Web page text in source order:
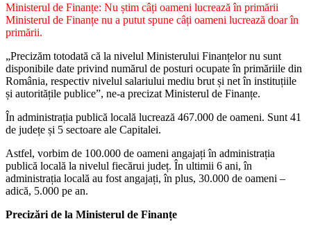
Ministerul de Finanțe: Nu știm câți oameni lucrează în primării
Ministerul de Finanțe nu a putut spune câți oameni lucrează doar în
primării.
„Precizăm totodată că la nivelul Ministerului Finanțelor nu sunt
disponibile date privind numărul de posturi ocupate în primăriile din
România, respectiv nivelul salariului mediu brut și net în instituțiile
și autoritățile publice”, ne-a precizat Ministerul de Finanțe.
În administrația publică locală lucrează 467.000 de oameni. Sunt 41
de județe și 5 sectoare ale Capitalei.
Astfel, vorbim de 100.000 de oameni angajați în administrația
publică locală la nivelul fiecărui județ. În ultimii 6 ani, în
administrația locală au fost angajați, în plus, 30.000 de oameni –
adică, 5.000 pe an.
Precizări de la Ministerul de Finanțe